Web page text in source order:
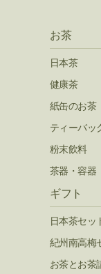
お茶
日本茶
健康茶
紙缶のお茶
ティーバッ
粉末飲料
茶器・容器
ギフト
日本茶セッ
紀州南高梅
お茶とお茶